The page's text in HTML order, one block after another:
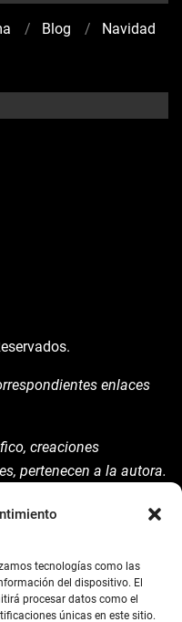
tecnologías como las
del dispositivo. El
procesar datos como el
únicas en este sitio.
Blog
Navidad
enlaces
creaciones
pertenecen a la autora.